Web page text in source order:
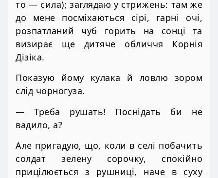
то — сила); заглядаю у стрижень: там же
до мене посміхаються сірі, гарні очі,
розпатланий чуб горить на сонці та
визирає ще дитяче обличчя Корнія
Дізіка.
Показую йому кулака й ловлю зором
слід чорногуза.
— Треба рушать! Поснідать би не
вадило, а?
Але пригадую, що, коли в селі побачить
солдат зелену сорочку, спокійно
прицілюється з рушниці, наче в суху